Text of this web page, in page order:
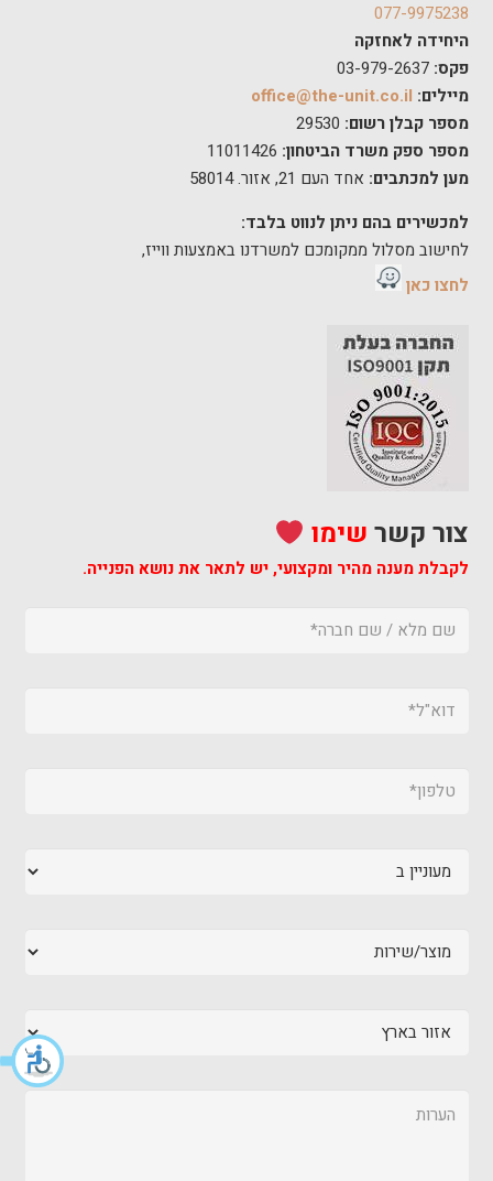
077-9975238
היחידה לאחזקה
פקס: 03-979-2637
מיילים:
מספר קבלן רשום:
מספר ספק משרד הביטחון:
מען למכתבים: אחד העם 21, אזור. 58014
למכשירים בהם ניתן לנווט בלבד:
לחישוב מסלול ממקומכם למשרדנו באמצעות ווייז,
לחצו כאן
צור קשר שימו
לקבלת מענה מהיר ומקצועי,יש לתאר את נושא הפנייה.